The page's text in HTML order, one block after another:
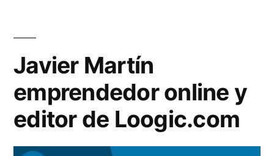
Javier Martín
emprendedor online y
editor de Loogic.com